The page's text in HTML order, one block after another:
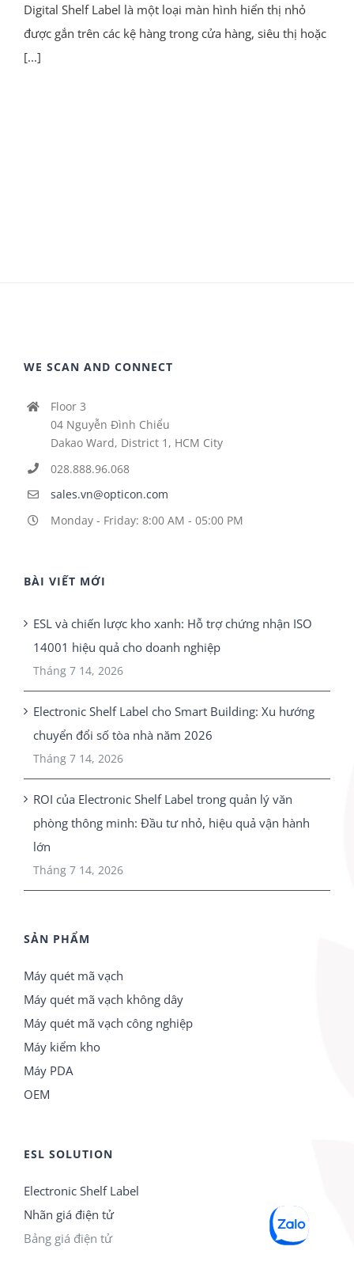
Digital Shelf Label là một loại màn hình hiển thị nhỏ
được gắn trên các kệ hàng trong cửa hàng, siêu thị hoặc
[...]
WE SCAN AND CONNECT
Floor 3
04 Nguyễn Đình Chiểu
Dakao Ward, District 1, HCM City
028.888.96.068
sales.vn@opticon.com
Monday - Friday: 8:00 AM - 05:00 PM
BÀI VIẾT MỚI
ESL và chiến lược kho xanh: Hỗ trợ chứng nhận ISO
14001 hiệu quả cho doanh nghiệp
Tháng 7 14, 2026
Electronic Shelf Label cho Smart Building: Xu hướng
chuyển đổi số tòa nhà năm 2026
Tháng 7 14, 2026
ROI của Electronic Shelf Label trong quản lý văn
phòng thông minh: Đầu tư nhỏ, hiệu quả vận hành
lớn
Tháng 7 14, 2026
SẢN PHẨM
Máy quét mã vạch
Máy quét mã vạch không dây
Máy quét mã vạch công nghiệp
Máy kiểm kho
Máy PDA
OEM
ESL SOLUTION
Electronic Shelf Label
Nhãn giá điện tử
Bảng giá điện tử